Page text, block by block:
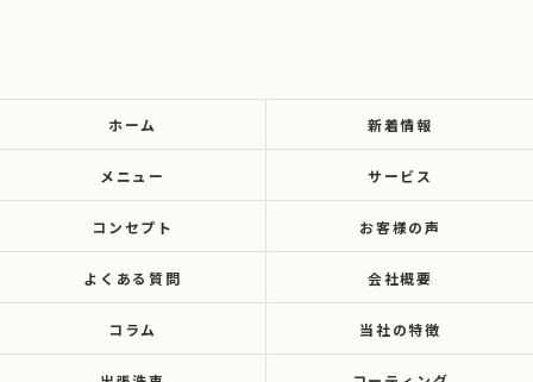
ホーム 新着情報
メニュー サービス
コンセプト お客様の声
よくある質問 会社概要
コラム 当社の特徴